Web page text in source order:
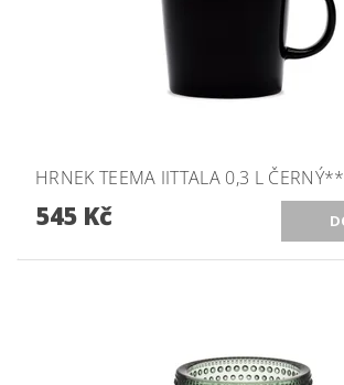
HRNEK TEEMA IITTALA 0,3 L ČERNÝ**
545 Kč